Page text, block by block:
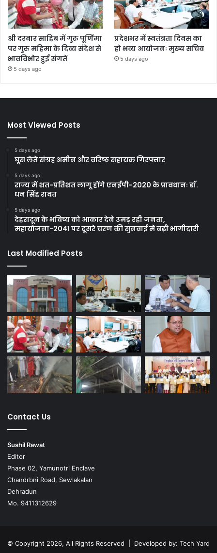
श्री दरबार साहिब में गुरु पूर्णिमा
पर गुरु महिमा के दिव्य संदेश से
भावविभोर हुई संगतें
5 days ago
प्रदेशभर में स्वतंत्रता दिवस का
हो भव्य आयोजनः मुख्य सचिव
5 days ago
Most Viewed Posts
5 days ago
घूस लेते संग्रह अमीन और वरिष्ठ सहायक गिरफ्तार
5 days ago
राज्य में शत-प्रतिशत लागू होंगे एनईपी-2020 के प्रावधानः डाॅ.
धन सिंह रावत
5 days ago
देहरादून के भविष्य को आकार देने उमड़ रही जनता,
महायोजना-2041 पर दूसरे चरण की सुनवाई में बढ़ी भागीदारी
Last Modified Posts
Contact Us
Sushil Rawat
Editor
Phase 02, Yamunotri Enclave
Chandrbni Road, Sewlakalan
Dehradun
Mo. 9411312629
© Copyright 2026, All Rights Reserved | Developed by: Tech Yard